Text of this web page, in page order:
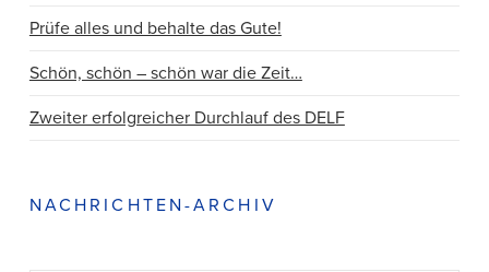
Prüfe alles und behalte das Gute!
Schön, schön – schön war die Zeit…
Zweiter erfolgreicher Durchlauf des DELF
NACHRICHTEN-ARCHIV